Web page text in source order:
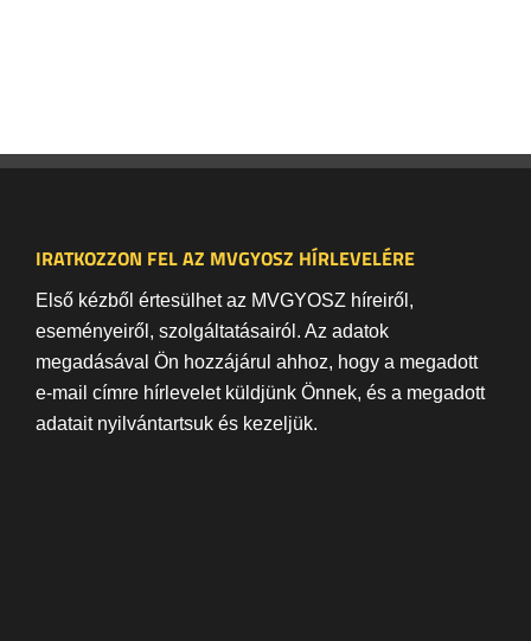
IRATKOZZON FEL AZ MVGYOSZ HÍRLEVELÉRE
Első kézből értesülhet az MVGYOSZ híreiről,
eseményeiről, szolgáltatásairól. Az adatok
megadásával Ön hozzájárul ahhoz, hogy a megadott
e-mail címre hírlevelet küldjünk Önnek, és a megadott
adatait nyilvántartsuk és kezeljük.